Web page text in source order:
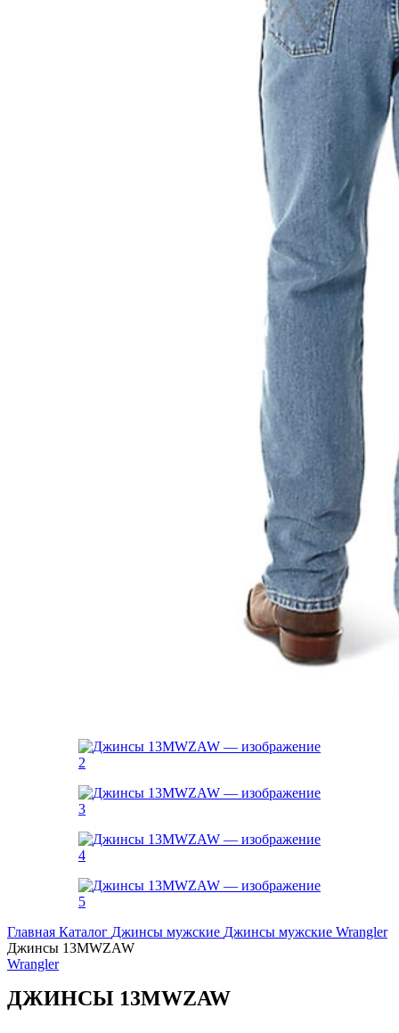
Главная Каталог Джинсы мужские Джинсы мужские Wrangler
Джинсы 13MWZAW
Wrangler
ДЖИНСЫ 13MWZAW